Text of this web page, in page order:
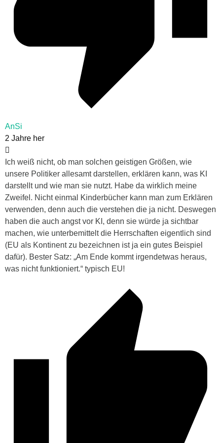
AnSi
2 Jahre her
Ich weiß nicht, ob man solchen geistigen Größen, wie
unsere Politiker allesamt darstellen, erklären kann, was KI
darstellt und wie man sie nutzt. Habe da wirklich meine
Zweifel. Nicht einmal Kinderbücher kann man zum Erklären
verwenden, denn auch die verstehen die ja nicht. Deswegen
haben die auch angst vor KI, denn sie würde ja sichtbar
machen, wie unterbemittelt die Herrschaften eigentlich sind
(EU als Kontinent zu bezeichnen ist ja ein gutes Beispiel
dafür). Bester Satz: „Am Ende kommt irgendetwas heraus,
was nicht funktioniert.“ typisch EU!